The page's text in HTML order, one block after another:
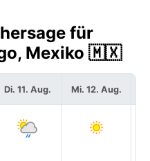
für
Mexiko 🇲🇽
Di. 11. Aug. Mi. 12. Aug.